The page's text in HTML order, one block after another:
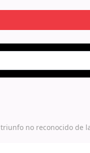
no reconocido de